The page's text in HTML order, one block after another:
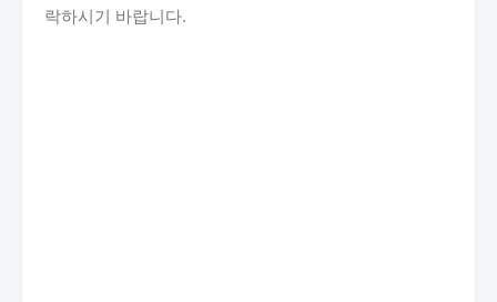
락하시기 바랍니다.